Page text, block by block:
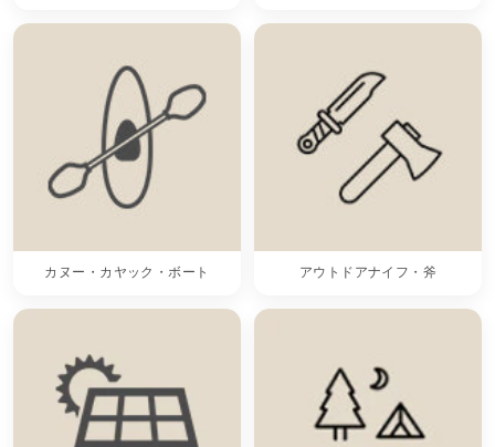
カヌー・カヤック・ボート アウトドアナイフ・斧